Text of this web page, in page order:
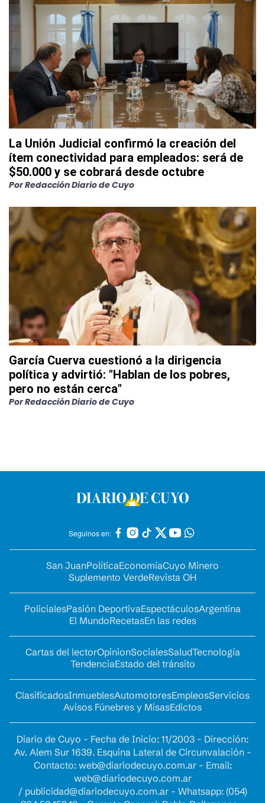
La Unión Judicial confirmó la creación del
ítem conectividad para empleados: será de
$50.000 y se cobrará desde octubre
PorRedacción Diario de Cuyo
García Cuerva cuestionó a la dirigencia
política y advirtió: "Hablan de los pobres,
pero no están cerca"
PorRedacción Diario de Cuyo
Seguinos en:
San JuanPolíticaEconomíaCuyo Minero
Suplemento VerdeRevista OH
PolicialesPasión DeportivaEspectáculosArgentina
El MundoRecetasEn las redes
Cartas del lectorOpinionSocialesSaludTecnología
TendenciaEstado del tránsito
ClasificadosInmueblesAutomotoresEmpleosServicios
Avisos Fúnebres y MisasEdictos
Diario de Cuyo - Fecha de Inicio: 11/2003 - Dirección:
Av. Alem Sur 1639. Esquina Lateral de Circunvalación -
Contacto: web@diariodecuyo.com.ar- Email:
web@diariodecuyo.com.ar
/ publicidad@diariodecuyo.com.ar- Whatsapp: (054)